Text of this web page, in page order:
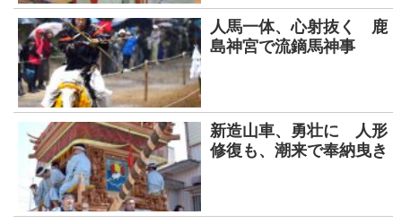
人馬一体、心射抜く 鹿
島神宮で流鏑馬神事
新造山車、勇壮に 人形
修復も、潮来で奉納曳き